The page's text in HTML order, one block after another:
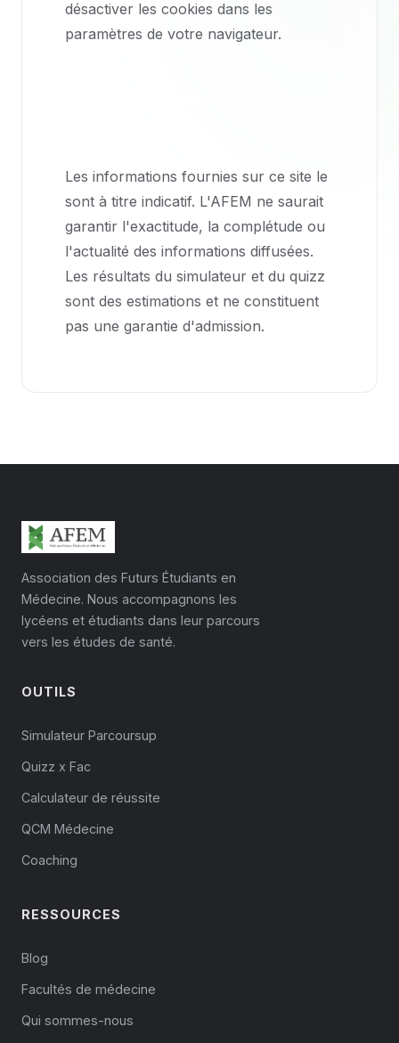
désactiver les cookies dans les
paramètres de votre navigateur.
Les informations fournies sur ce site le
sont à titre indicatif. L'AFEM ne saurait
garantir l'exactitude, la complétude ou
l'actualité des informations diffusées.
Les résultats du simulateur et du quizz
sont des estimations et ne constituent
pas une garantie d'admission.
Association des Futurs Étudiants en
Médecine. Nous accompagnons les
lycéens et étudiants dans leur parcours
vers les études de santé.
OUTILS
Simulateur Parcoursup
Quizz x Fac
Calculateur de réussite
QCM Médecine
Coaching
RESSOURCES
Blog
Facultés de médecine
Qui sommes-nous